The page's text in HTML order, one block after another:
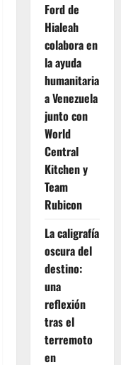
Ford de
Hialeah
colabora en
la ayuda
humanitaria
a Venezuela
junto con
World
Central
Kitchen y
Team
Rubicon
La caligrafía
oscura del
destino:
una
reflexión
tras el
terremoto
en